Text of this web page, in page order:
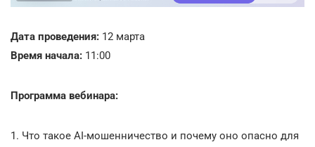
Дата проведения: 12 марта
Время начала: 11:00
Программа вебинара:
1. Что такое AI-мошенничество и почему оно опасно для